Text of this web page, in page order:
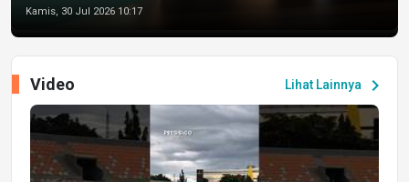
Kamis, 30 Jul 2026 10:17
Lihat Lainnya chevron_right
Video